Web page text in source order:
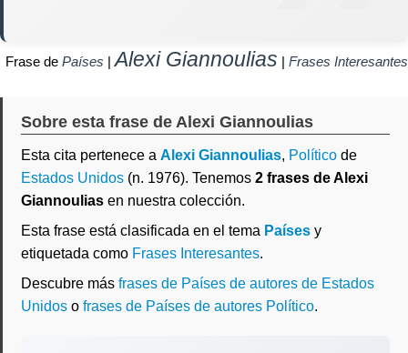
Frase de Países |Alexi Giannoulias | Frases Interesantes
Sobre esta frase de Alexi Giannoulias
Esta cita pertenece a Alexi Giannoulias, Político de
Estados Unidos (n. 1976). Tenemos 2 frases de Alexi
Giannoulias en nuestra colección.
Esta frase está clasificada en el tema Países y
etiquetada como Frases Interesantes.
Descubre más frases de Países de autores de Estados
Unidos o frases de Países de autores Político.